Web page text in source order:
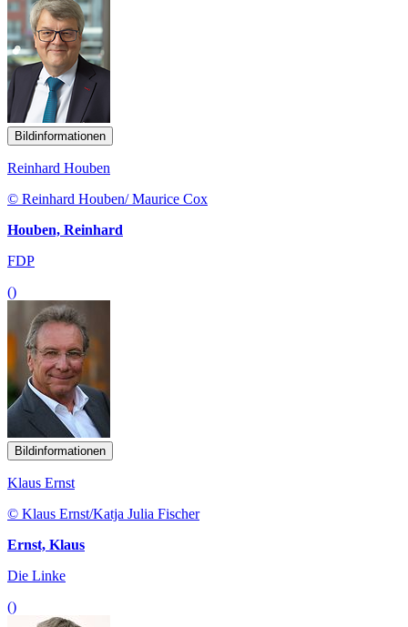
Bildinformationen
Reinhard Houben
© Reinhard Houben/ Maurice Cox
Houben, Reinhard
FDP
()
Bildinformationen
Klaus Ernst
© Klaus Ernst/Katja Julia Fischer
Ernst, Klaus
Die Linke
()